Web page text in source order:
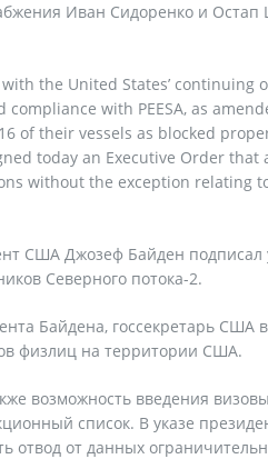
Иван Сидоренко и
the United States’
compliance with PEESA, as
of their vessels as blocked
today an Executive Order
without the exception relating
США Джозеф Байден подписал
Северного потока-2.
Байдена, госсекретарь
физлиц на территории США.
возможность введения
список. В указе
отвод от данных